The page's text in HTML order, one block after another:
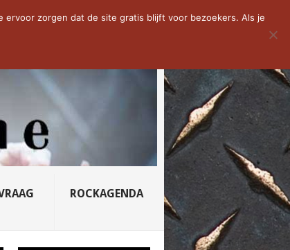
DE WEEK: SLEEPING...
ROCKAGENDA
zorgen dat de site gratis blijft voor bezoekers. Als je